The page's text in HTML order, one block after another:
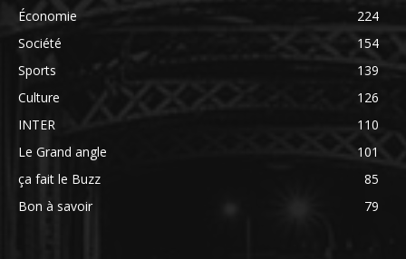
Économie
224
Société
154
Sports
139
Culture
126
INTER
110
Le Grand angle
101
ça fait le Buzz
85
Bon à savoir
79